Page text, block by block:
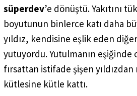
süperdev’e dönüştü. Yakıtını
boyutunun binlerce katı daha
yıldız, kendisine eşlik eden
yutuyordu. Yutulmanın eşiğinde
fırsattan istifade şişen
kütlesine kütle kattı.